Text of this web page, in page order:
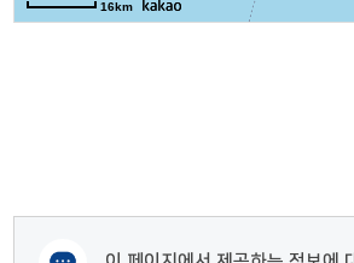
충청남도 태안군 근흥면 가의도리
16km